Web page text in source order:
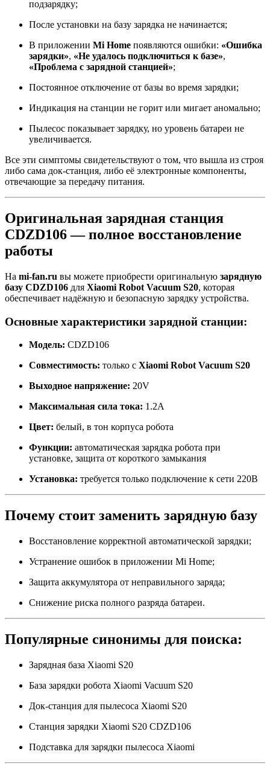
подзарядку;
После установки на базу зарядка не начинается;
В приложении Mi Home появляются ошибки: «Ошибка
зарядки», «Не удалось подключиться к базе»,
«Проблема с зарядной станцией»;
Постоянное отключение от базы во время зарядки;
Индикация на станции не горит или мигает аномально;
Пылесос показывает зарядку, но уровень батареи не
увеличивается.
Все эти симптомы свидетельствуют о том, что вышла из строя
либо сама док-станция, либо её электронные компоненты,
отвечающие за передачу питания.
Оригинальная зарядная станция
CDZD106 — полное восстановление
работы
На mi-fan.ru вы можете приобрести оригинальную зарядную
базу CDZD106 для Xiaomi Robot Vacuum S20, которая
обеспечивает надёжную и безопасную зарядку устройства.
Основные характеристики зарядной станции:
Модель: CDZD106
Совместимость: только с Xiaomi Robot Vacuum S20
Выходное напряжение: 20V
Максимальная сила тока: 1.2A
Цвет: белый, в тон корпуса робота
Функции: автоматическая зарядка робота при
установке, защита от короткого замыкания
Установка: требуется только подключение к сети 220В
Почему стоит заменить зарядную базу
Восстановление корректной автоматической зарядки;
Устранение ошибок в приложении Mi Home;
Защита аккумулятора от неправильного заряда;
Снижение риска полного разряда батареи.
Популярные синонимы для поиска:
Зарядная база Xiaomi S20
База зарядки робота Xiaomi Vacuum S20
Док-станция для пылесоса Xiaomi S20
Станция зарядки Xiaomi S20 CDZD106
Подставка для зарядки пылесоса Xiaomi